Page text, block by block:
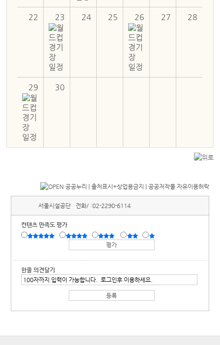
22 23 24 25 26 27 28
29 30
서울시설공단 전화/ :02-2290-6114
컨텐츠 만족도 평가
한줄 의견달기